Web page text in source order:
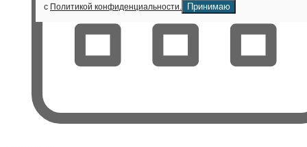
с Политикой конфиденциальности. Принимаю